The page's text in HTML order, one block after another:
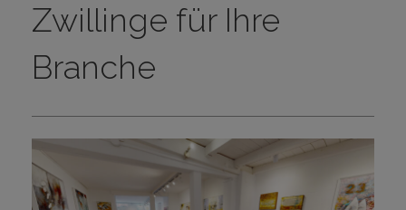
Zwillinge für Ihre
Branche